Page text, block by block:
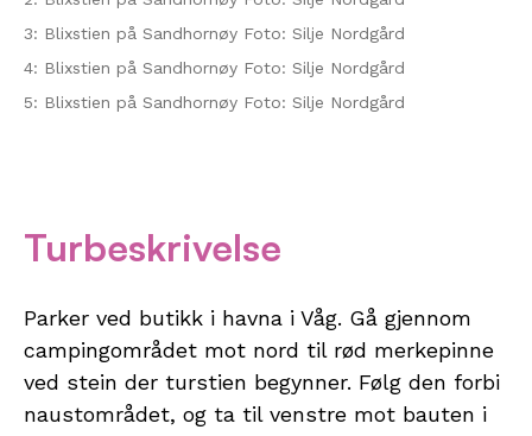
3: Blixstien på Sandhornøy Foto: Silje Nordgård
4: Blixstien på Sandhornøy Foto: Silje Nordgård
5: Blixstien på Sandhornøy Foto: Silje Nordgård
Turbeskrivelse
Parker ved butikk i havna i Våg. Gå gjennom
campingområdet mot nord til rød merkepinne
ved stein der turstien begynner. Følg den forbi
naustområdet, og ta til venstre mot bauten i